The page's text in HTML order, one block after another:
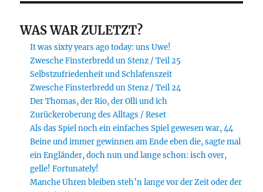
WAS WAR ZULETZT?
It was sixty years ago today: uns Uwe!
Zwesche Finsterbredd un Stenz / Teil 25
Selbstzufriedenheit und Schlafenszeit
Zwesche Finsterbredd un Stenz / Teil 24
Der Thomas, der Rio, der Olli und ich
Zurückeroberung des Alltags / Reset
Als das Spiel noch ein einfaches Spiel gewesen war, 44
Beine und immer gewinnen am Ende eben die, sagte mal
ein Engländer, doch nun und lange schon: isch over,
gelle! Fortunately!
Manche Uhren bleiben steh’n lange vor der Zeit oder der